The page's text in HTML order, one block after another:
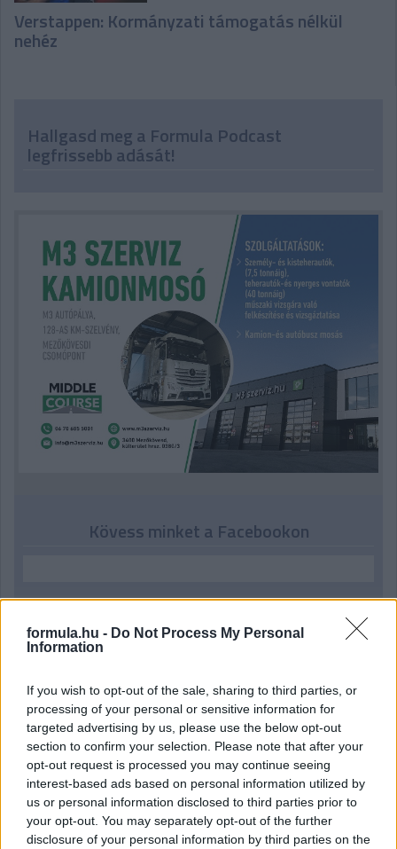
formula.hu - Do Not Process My Personal
Information
If you wish to opt-out of the sale, sharing to third parties, or
processing of your personal or sensitive information for
targeted advertising by us, please use the below opt-out
section to confirm your selection. Please note that after your
opt-out request is processed you may continue seeing
interest-based ads based on personal information utilized by
us or personal information disclosed to third parties prior to
your opt-out. You may separately opt-out of the further
disclosure of your personal information by third parties on the
Verstappen: Kormányzati támogatás nélkül
nehéz
Hallgasd meg a Formula Podcast
legfrissebb adását!
Kövess minket a Facebookon
Parc Fermé
14 perce
„Jó látni, hogy közel az álom” – Camara az F1-es
pletykákról